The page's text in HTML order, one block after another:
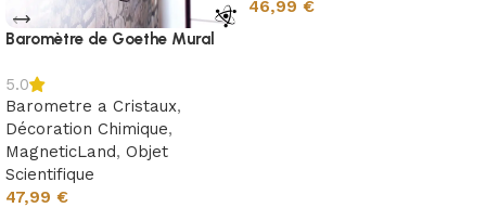
Baromètre de Goethe Mural
5.0
Barometre a Cristaux,
Décoration Chimique,
MagneticLand, Objet
Scientifique
47,99 €
46,99 €